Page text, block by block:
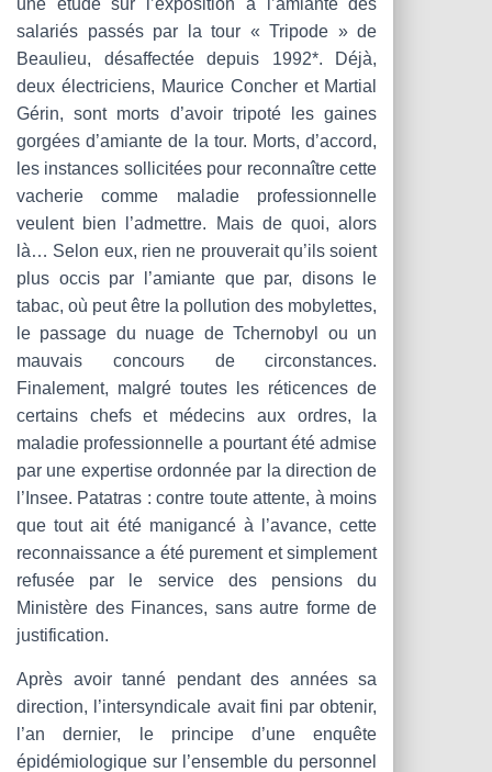
une étude sur l’exposition à l’amiante des
salariés passés par la tour « Tripode » de
Beaulieu, désaffectée depuis 1992*. Déjà,
deux électriciens, Maurice Concher et Martial
Gérin, sont morts d’avoir tripoté les gaines
gorgées d’amiante de la tour. Morts, d’accord,
les instances sollicitées pour reconnaître cette
vacherie comme maladie professionnelle
veulent bien l’admettre. Mais de quoi, alors
là… Selon eux, rien ne prouverait qu’ils soient
plus occis par l’amiante que par, disons le
tabac, où peut être la pollution des mobylettes,
le passage du nuage de Tchernobyl ou un
mauvais concours de circonstances.
Finalement, malgré toutes les réticences de
certains chefs et médecins aux ordres, la
maladie professionnelle a pourtant été admise
par une expertise ordonnée par la direction de
l’Insee. Patatras : contre toute attente, à moins
que tout ait été manigancé à l’avance, cette
reconnaissance a été purement et simplement
refusée par le service des pensions du
Ministère des Finances, sans autre forme de
justification.
Après avoir tanné pendant des années sa
direction, l’intersyndicale avait fini par obtenir,
l’an dernier, le principe d’une enquête
épidémiologique sur l’ensemble du personnel